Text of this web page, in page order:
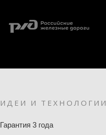
ИДЕИ И ТЕХНОЛОГИИ
Гарантия 3 года